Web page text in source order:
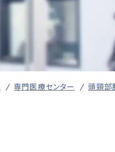
医療倫理に関する
包括同意について
院内の撮影・録
ホームページ掲
受付方法
患者様からの相
面会時間・面会制
循環器内科
消化器内科
呼吸器外科
整形外科
産婦人科
皮膚科
高気圧酸素治療室
救急救命士
PET/CT検査
訪問看護ステーシ
居宅介護支援事
透析センター
外来化学療法セ
膠原病リウマチセ
ロボット手術センタ
健康管理センター
専門医療センター 頭頸部